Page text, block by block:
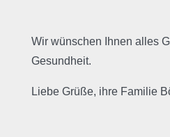
Wir wünschen Ihnen alles
Gesundheit.
Liebe Grüße, ihre Familie